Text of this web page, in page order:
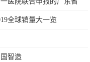
全球销量大一览
智造